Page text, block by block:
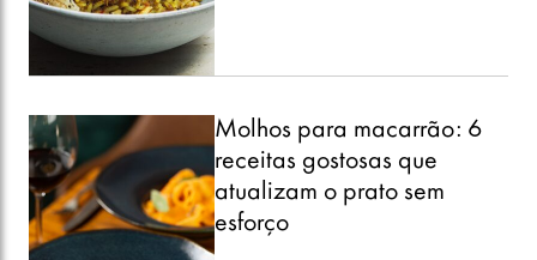
Molhos para macarrão: 6
receitas gostosas que
atualizam o prato sem
esforço